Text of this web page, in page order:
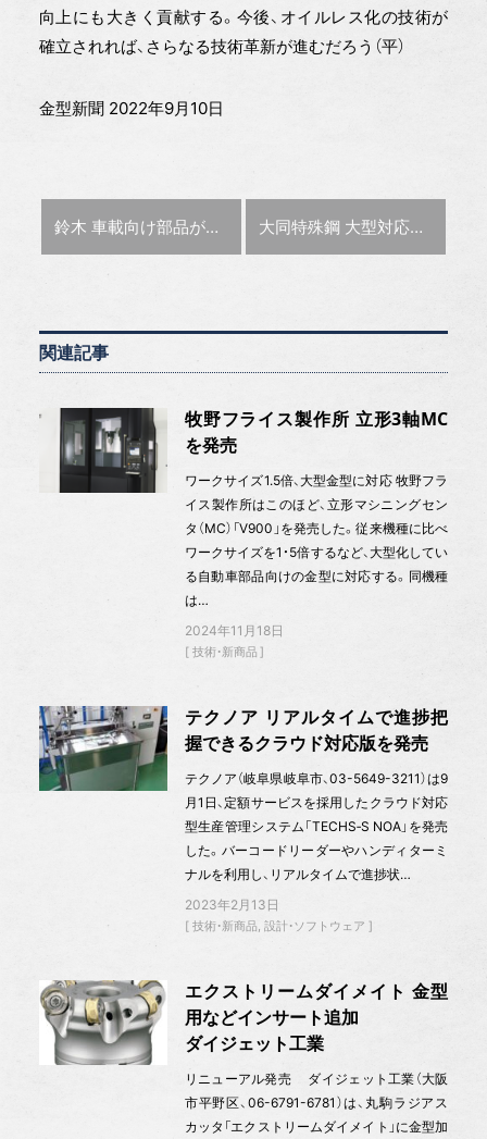
向上にも大きく貢献する。今後、オイルレス化の技術が
確立されれば、さらなる技術革新が進むだろう（平）
金型新聞 2022年9月10日
前の記事 :
鈴木 車載向け部品が好調 22年6月通期決算 次の記事 :
大同特殊鋼 大型対応のプリンタ用粉末を開発
関連記事
牧野フライス製作所 立形3軸MC
を発売
ワークサイズ1.5倍、大型金型に対応 牧野フラ
イス製作所はこのほど、立形マシニングセン
タ（MC）「V900」を発売した。従来機種に比べ
ワークサイズを1・5倍するなど、大型化してい
る自動車部品向けの金型に対応する。同機種
は…
2024年11月18日
技術・新商品
テクノア リアルタイムで進捗把
握できるクラウド対応版を発売
テクノア（岐阜県岐阜市、03-5649-3211）は9
月1日、定額サービスを採用したクラウド対応
型生産管理システム「TECHS‐S NOA」を発売
した。バーコードリーダーやハンディターミ
ナルを利用し、リアルタイムで進捗状…
2023年2月13日
技術・新商品 設計・ソフトウェア
エクストリームダイメイト 金型
用などインサート追加
ダイジェット工業
リニューアル発売 ダイジェット工業（大阪
市平野区、06-6791-6781）は、丸駒ラジアス
カッタ「エクストリームダイメイト」に金型加